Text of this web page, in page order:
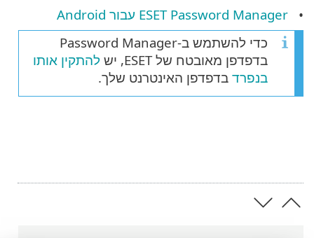
ESET Password Manager עבור Android
כדי להשתמש ב-Password Manager
בדפדפן מאובטח של ESET, יש
להתקין אותו
בנפרד בדפדפן האינטרנט שלך.